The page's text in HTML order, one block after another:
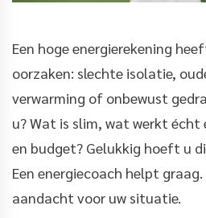
Een hoge energierekening
oorzaken: slechte isolatie,
verwarming of onbewust
u? Wat is slim, wat werkt écht
en budget? Gelukkig hoeft u
Een energiecoach helpt
aandacht voor uw situatie.